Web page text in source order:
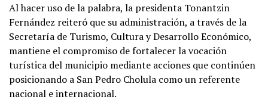
Al hacer uso de la palabra, la presidenta Tonantzin
Fernández reiteró que su administración, a través de la
Secretaría de Turismo, Cultura y Desarrollo Económico,
mantiene el compromiso de fortalecer la vocación
turística del municipio mediante acciones que continúen
posicionando a San Pedro Cholula como un referente
nacional e internacional.